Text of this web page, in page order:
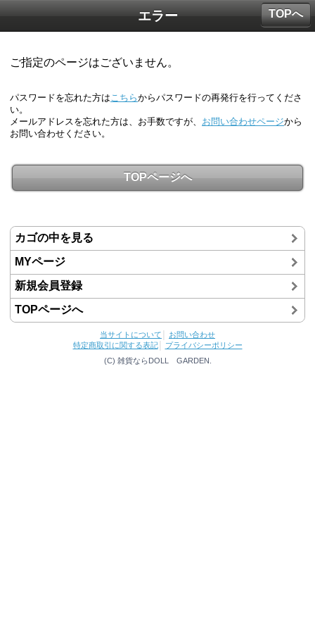
エラー
ご指定のページはございません。
パスワードを忘れた方はこちらからパスワードの再発行を行ってくださ
い。
メールアドレスを忘れた方は、お手数ですが、 お問い合わせページから
お問い合わせください。
TOPページへ
カゴの中を見る
MYページ
新規会員登録
TOPページへ
当サイトについて
お問い合わせ
特定商取引に関する表記│
プライバシーポリシー
(C) 雑貨ならDOLL GARDEN.
TOPへ